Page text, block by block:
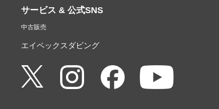
サービス & 公式SNS
中古販売
エイペックスダビング